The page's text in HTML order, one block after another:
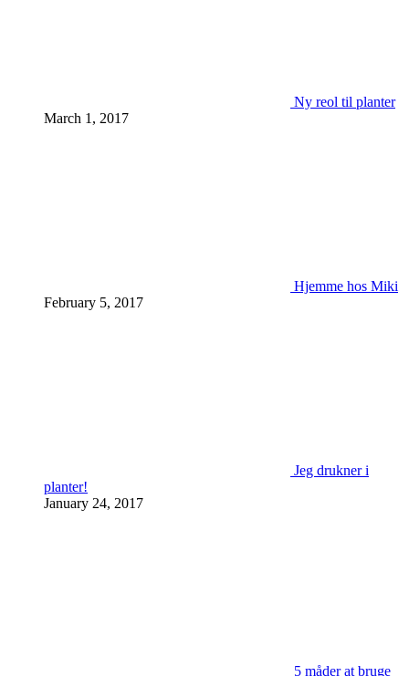
Ny reol til planter
March 1, 2017
Hjemme hos Miki
February 5, 2017
Jeg drukner i
planter!
January 24, 2017
5 måder at bruge